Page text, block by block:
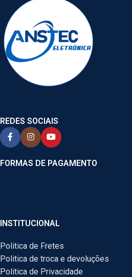
REDES SOCIAIS
FORMAS DE PAGAMENTO
INSTITUCIONAL
Politica de Fretes
Politica de troca e devoluções
Politica de Privacidade